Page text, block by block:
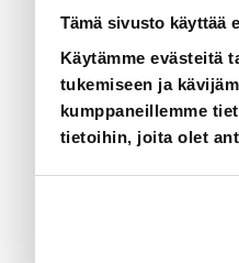
Tämä sivusto käyttää
Käytämme evästeitä
tukemiseen ja
kumppaneillemme
tietoihin, joita olet